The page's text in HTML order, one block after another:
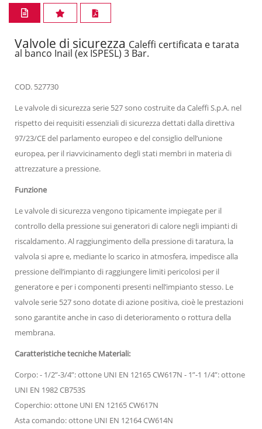
Valvole di sicurezza Caleffi certificata e tarata
al banco Inail (ex ISPESL) 3 Bar.
COD. 527730
Le valvole di sicurezza serie 527 sono costruite da Caleffi S.p.A. nel
rispetto dei requisiti essenziali di sicurezza dettati dalla direttiva
97/23/CE del parlamento europeo e del consiglio dell’unione
europea, per il riavvicinamento degli stati membri in materia di
attrezzature a pressione.
Funzione
Le valvole di sicurezza vengono tipicamente impiegate per il
controllo della pressione sui generatori di calore negli impianti di
riscaldamento. Al raggiungimento della pressione di taratura, la
valvola si apre e, mediante lo scarico in atmosfera, impedisce alla
pressione dell’impianto di raggiungere limiti pericolosi per il
generatore e per i componenti presenti nell’impianto stesso. Le
valvole serie 527 sono dotate di azione positiva, cioè le prestazioni
sono garantite anche in caso di deterioramento o rottura della
membrana.
Caratteristiche tecniche Materiali:
Corpo: - 1/2”-3/4”: ottone UNI EN 12165 CW617N - 1”-1 1/4”: ottone
UNI EN 1982 CB753S
Coperchio: ottone UNI EN 12165 CW617N
Asta comando: ottone UNI EN 12164 CW614N